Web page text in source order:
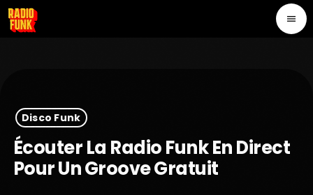
menu
Disco Funk
Écouter La Radio Funk En Direct
Pour Un Groove Gratuit